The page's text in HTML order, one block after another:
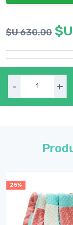
$U 630.00
- +
25%